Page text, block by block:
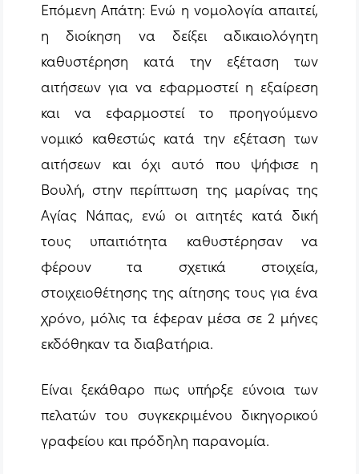
Επόμενη Απάτη: Ενώ η νομολογία απαιτεί,
η διοίκηση να δείξει αδικαιολόγητη
καθυστέρηση κατά την εξέταση των
αιτήσεων για να εφαρμοστεί η εξαίρεση
και να εφαρμοστεί το προηγούμενο
νομικό καθεστώς κατά την εξέταση των
αιτήσεων και όχι αυτό που ψήφισε η
Βουλή, στην περίπτωση της μαρίνας της
Αγίας Νάπας, ενώ οι αιτητές κατά δική
τους υπαιτιότητα καθυστέρησαν να
φέρουν τα σχετικά στοιχεία,
στοιχειοθέτησης της αίτησης τους για ένα
χρόνο, μόλις τα έφεραν μέσα σε 2 μήνες
εκδόθηκαν τα διαβατήρια.
Είναι ξεκάθαρο πως υπήρξε εύνοια των
πελατών του συγκεκριμένου δικηγορικού
γραφείου και πρόδηλη παρανομία.